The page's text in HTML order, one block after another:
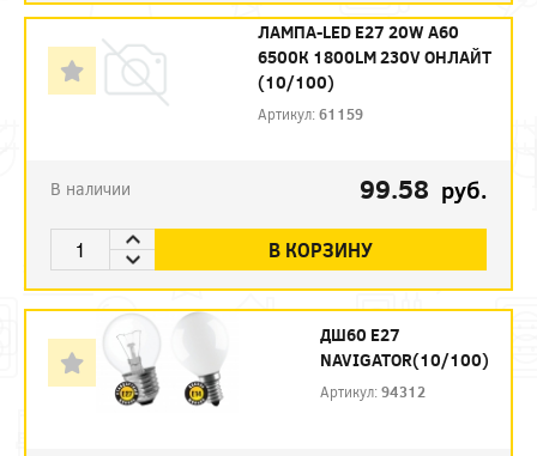
ЛАМПА-LED E27 20W A60
6500К 1800LM 230V ОНЛАЙТ
(10/100)
Артикул:61159
В наличии 99.58 руб.
В КОРЗИНУ
ДШ60 Е27
NAVIGATOR(10/100)
Артикул:94312